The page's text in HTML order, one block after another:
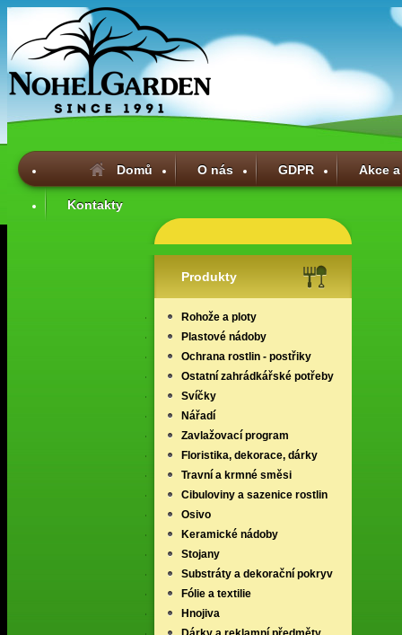
Domů O nás GDPR Akce
Kontakty
Produkty
Rohože a ploty
Plastové nádoby
Ochrana rostlin - postřiky
Ostatní zahrádkářské potřeby
Svíčky
Nářadí
Zavlažovací program
Floristika, dekorace, dárky
Travní a krmné směsi
Cibuloviny a sazenice rostlin
Osivo
Keramické nádoby
Stojany
Substráty a dekorační pokryv
Fólie a textilie
Hnojiva